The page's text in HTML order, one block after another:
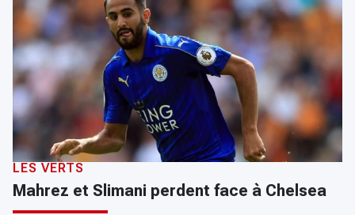
LES VERTS
Mahrez et Slimani perdent face à Chelsea